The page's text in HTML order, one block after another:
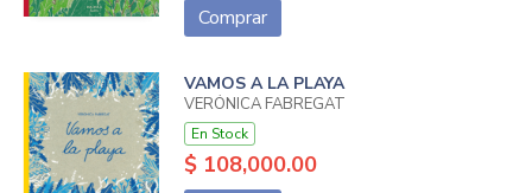
Comprar
VAMOS A LA PLAYA
VERÓNICA FABREGAT
En Stock
$ 108,000.00